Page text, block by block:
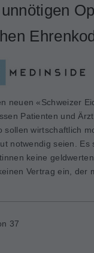
neuen «Schweizer
Patienten und
sollen wirtschaftlich
notwendig seien.
keine
Vertrag ein, der
37